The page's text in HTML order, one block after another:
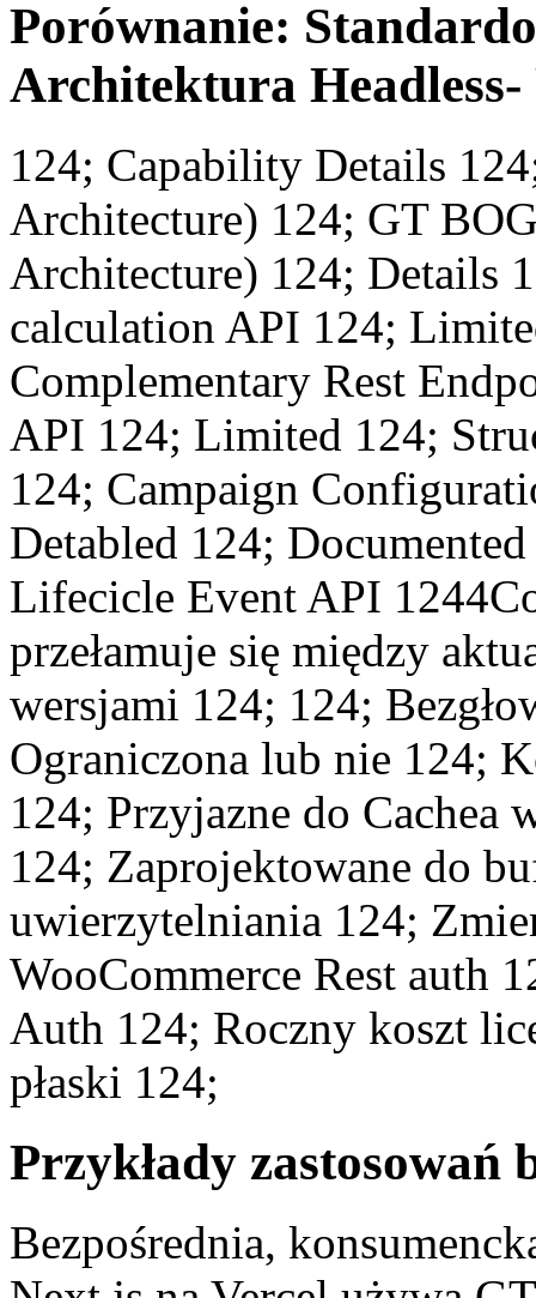
Porównanie:
Architektura Headless-
124; Capability Details
Architecture) 124; GT
Architecture) 124; Details
calculation API 124;
Complementary Rest
API 124; Limited 124;
124; Campaign
Detabled 124;
Lifecicle Event API
przełamuje się między
wersjami 124; 124;
Ograniczona lub nie 124;
124; Przyjazne do Cachea
124; Zaprojektowane do
uwierzytelniania 124;
WooCommerce Rest auth
Auth 124; Roczny koszt
płaski 124;
Przykłady zastosowań
Bezpośrednia,